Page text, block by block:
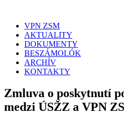
VPN ZSM
AKTUALITY
DOKUMENTY
BESZÁMOLÓK
ARCHÍV
KONTAKTY
Zmluva o poskytnutí
medzi ÚSŽZ a VPN